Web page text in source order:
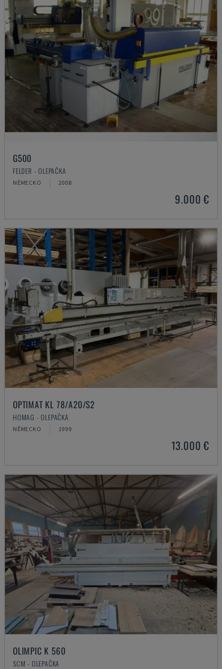
G500
FELDER - OLEPAČKA
NĚMECKO 2008
9.000 €
OPTIMAT KL 78/A20/S2
HOMAG - OLEPAČKA
NĚMECKO 1999
13.000 €
OLIMPIC K 560
SCM - OLEPAČKA